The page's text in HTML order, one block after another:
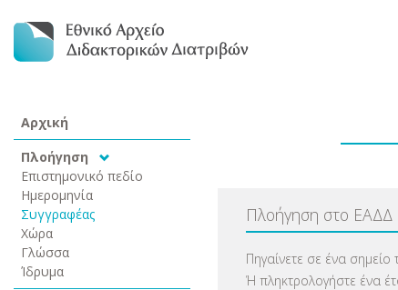
Αρχική
Πλοήγηση
Επιστημονικό πεδίο
Ημερομηνία
Συγγραφέας
Χώρα
Γλώσσα
Ίδρυμα
Πλοήγηση στο ΕΑΔΔ
Πηγαίνετε σε ένα σημείο
Ή πληκτρολογήστε ένα